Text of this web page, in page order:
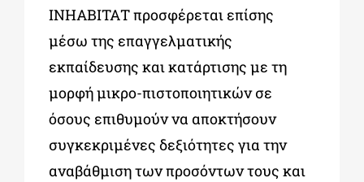
ΙΝΗΑΒΙΤΑΤ προσφέρεται επίσης
μέσω της επαγγελματικής
εκπαίδευσης και κατάρτισης με τη
μορφή μικρο-πιστοποιητικών σε
όσους επιθυμούν να αποκτήσουν
συγκεκριμένες δεξιότητες για την
αναβάθμιση των προσόντων τους και